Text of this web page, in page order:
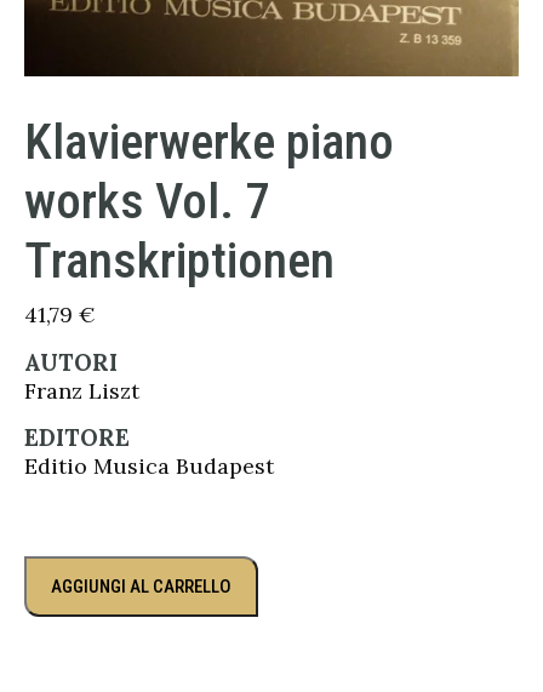
Klavierwerke piano
works Vol. 7
Transkriptionen
41,79 €
AUTORI
Franz Liszt
EDITORE
Editio Musica Budapest
AGGIUNGI AL CARRELLO